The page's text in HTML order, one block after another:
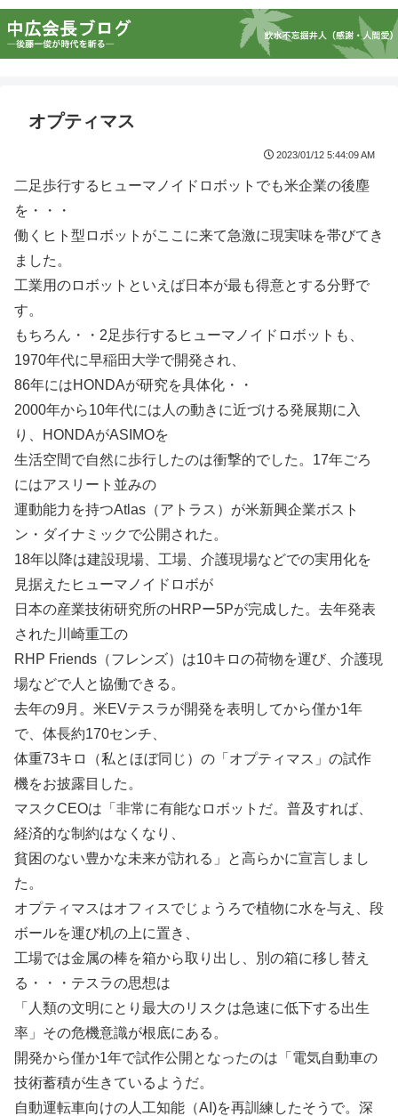
オプティマス
2023/01/12 5:44:09 AM
二足歩行するヒューマノイドロボットでも米企業の後塵
を・・・
働くヒト型ロボットがここに来て急激に現実味を帯びてき
ました。
工業用のロボットといえば日本が最も得意とする分野で
す。
もちろん・・2足歩行するヒューマノイドロボットも、
1970年代に早稲田大学で開発され、
86年にはHONDAが研究を具体化・・
2000年から10年代には人の動きに近づける発展期に入
り、HONDAがASIMOを
生活空間で自然に歩行したのは衝撃的でした。17年ごろ
にはアスリート並みの
運動能力を持つAtlas（アトラス）が米新興企業ボスト
ン・ダイナミックで公開された。
18年以降は建設現場、工場、介護現場などでの実用化を
見据えたヒューマノイドロボが
日本の産業技術研究所のHRPー5Pが完成した。去年発表
された川崎重工の
RHP Friends（フレンズ）は10キロの荷物を運び、介護現
場などで人と協働できる。
去年の9月。米EVテスラが開発を表明してから僅か1年
で、体長約170センチ、
体重73キロ（私とほぼ同じ）の「オプティマス」の試作
機をお披露目した。
マスクCEOは「非常に有能なロボットだ。普及すれば、
経済的な制約はなくなり、
貧困のない豊かな未来が訪れる」と高らかに宣言しまし
た。
オプティマスはオフィスでじょうろで植物に水を与え、段
ボールを運び机の上に置き、
工場では金属の棒を箱から取り出し、別の箱に移し替え
る・・・テスラの思想は
「人類の文明にとり最大のリスクは急速に低下する出生
率」その危機意識が根底にある。
開発から僅か1年で試作公開となったのは「電気自動車の
技術蓄積が生きているようだ。
自動運転車向けの人工知能（AI)を再訓練したそうで。深